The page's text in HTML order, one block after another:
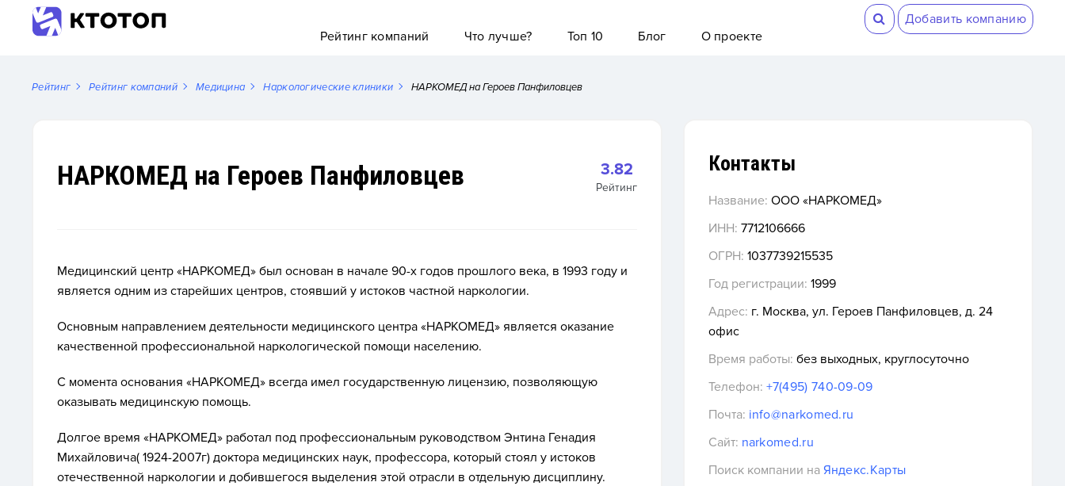
Добавить компанию
Рейтинг компаний
Что лучше? Топ 10 Блог О проекте
Рейтинг Рейтинг компаний Медицина Наркологические клиники НАРКОМЕД на Героев Панфиловцев
НАРКОМЕД на Героев Панфиловцев 3.82
Рейтинг
Медицинский центр «НАРКОМЕД» был основан в начале 90-х годов прошлого века, в 1993 году и
является одним из старейших центров, стоявший у истоков частной наркологии.
Основным направлением деятельности медицинского центра «НАРКОМЕД» является оказание
качественной профессиональной наркологической помощи населению.
С момента основания «НАРКОМЕД» всегда имел государственную лицензию, позволяющую
оказывать медицинскую помощь.
Долгое время «НАРКОМЕД» работал под профессиональным руководством Энтина Генадия
Михайловича( 1924-2007г) доктора медицинских наук, профессора, который стоял у истоков
отечественной наркологии и добившегося выделения этой отрасли в отдельную дисциплину.
Контакты
Название: ООО «НАРКОМЕД»
ИНН: 7712106666
ОГРН: 1037739215535
Год регистрации: 1999
Адрес: г. Москва, ул. Героев Панфиловцев, д. 24
офис
Время работы: без выходных, круглосуточно
Телефон: +7(495) 740-09-09
Почта: info@narkomed.ru
Сайт: narkomed.ru
Поиск компании на Яндекс.Карты